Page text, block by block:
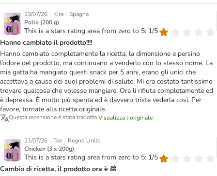
23/07/26 | Kira | Spagna
Pollo (200 g)
This is a stars rating area from zero to 5: 1/5
Hanno cambiato il prodotto!!!!
Hanno cambiato completamente la ricetta, la dimensione e persino
l’odore del prodotto, ma continuano a venderlo con lo stesso nome. La
mia gatta ha mangiato questi snack per 5 anni, erano gli unici che
accettava a causa dei suoi problemi di salute. Mi era costato tantissimo
trovare qualcosa che volesse mangiare. Ora li rifiuta completamente ed
è depressa. È molto più spenta ed è davvero triste vederla così. Per
favore, tornate alla ricetta originale.
Questa recensione è stata tradotta.Visualizza l'originale
21/07/26 | Tee | Regno Unito
Chicken (3 x 200g)
This is a stars rating area from zero to 5: 1/5
Cambio di ricetta, il prodotto ora è 💩